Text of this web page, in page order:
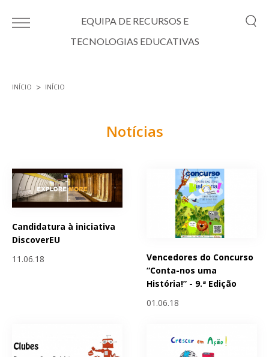
EQUIPA DE RECURSOS E
TECNOLOGIAS EDUCATIVAS
INÍCIO INÍCIO
Notícias
Candidatura à iniciativa
DiscoverEU
11.06.18
Vencedores do Concurso
“Conta-nos uma
História!” - 9.ª Edição
01.06.18
Páginas